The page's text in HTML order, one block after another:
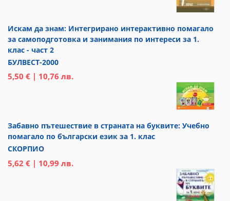
Искам да знам: Интегрирано интерактивно помагало
за самоподготовка и занимания по интереси за 1.
клас - част 2
БУЛВЕСТ-2000
5,50 € | 10,76 лв.
Забавно пътешествие в страната на буквите: Учебно
помагало по български език за 1. клас
СКОРПИО
5,62 € | 10,99 лв.